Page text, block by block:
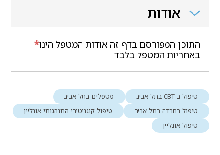
אודות
*התוכן המפורסם בדף זה אודות המטפל הינו
באחריות המטפל בלבד
טיפול ב-CBT בתל אביב
מטפלים בתל אביב
טיפול בחרדה בתל אביב
טיפול קוגניטיבי התנהגותי אונליין
טיפול אונליין